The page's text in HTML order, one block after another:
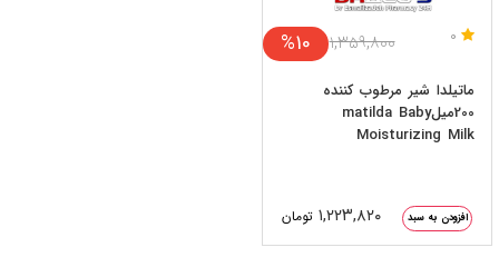
0
%10 ۱,۳۵۹,۸۰۰
ماتیلدا شیر مرطوب کننده
200میلmatilda Baby
Moisturizing Milk
افزودن به سبد ۱,۲۲۳,۸۲۰ تومان